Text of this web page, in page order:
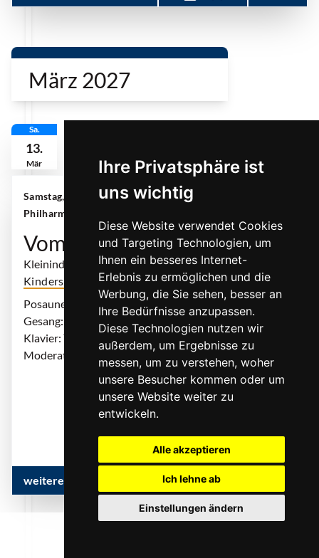
Ihre Privatsphäre ist
uns wichtig
Diese Website verwendet Cookies
und Targeting Technologien, um
Ihnen ein besseres Internet-
Erlebnis zu ermöglichen und die
Werbung, die Sie sehen, besser an
Ihre Bedürfnisse anzupassen.
Diese Technologien nutzen wir
außerdem, um Ergebnisse zu
messen, um zu verstehen, woher
unsere Besucher kommen oder um
unsere Website weiter zu
entwickeln.
Alle akzeptieren
Ich lehne ab
Einstellungen ändern
März 2027
Sa.
13.
Mär
Samstag, 13. März 2027 | 11:00 Uhr
Philharmonie Essen, NATIONAL-BANK Pavillon
Vom Winde verweht
Kleininderkonzert für Kinder von 1-3 Jahren
Kinderstück
Posaune: Turgutcan Çarikci
Gesang: Carmen Rattay
Klavier: Thomas Bracht
Moderation: Matthias Rietschel
weitere Infos & Termine